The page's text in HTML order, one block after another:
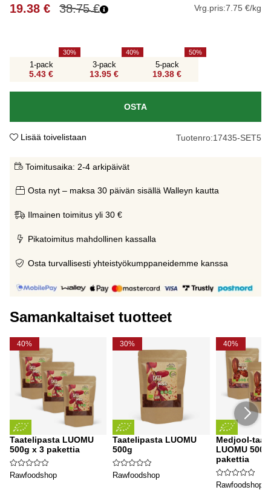
38.75€
19.38 € Vrg.pris:7.75 €/kg
1-pack
5.43 €
30
3-pack
13.95 €
40
5-pack
19.38 €
50
OSTA
Lisää toivelistaan Tuotenro:17435-SET5
Toimitusaika: 2-4 arkipäivät
Osta nyt – maksa 30 päivän sisällä Walleyn kautta
Ilmainen toimitus yli 30 €
Pikatoimitus mahdollinen kassalla
Osta turvallisesti yhteistyökumppaneidemme kanssa
Samankaltaiset tuotteet
40%
Taatelipasta LUOMU
500g x 3 pakettia
Rawfoodshop
30%
Taatelipasta LUOMU
500g
Rawfoodshop
40%
Medjool-
LUOMU
pakettia
Rawfoodshop